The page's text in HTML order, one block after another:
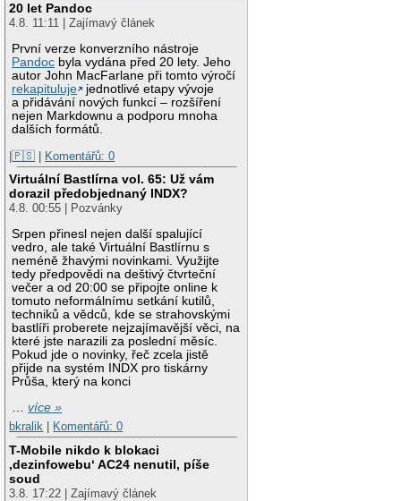
20 let Pandoc
4.8. 11:11 | Zajímavý článek
První verze konverzního nástroje
Pandoc byla vydána před 20 lety. Jeho
autor John MacFarlane při tomto výročí
rekapituluje
jednotlivé etapy vývoje
a přidávání nových funkcí – rozšíření
nejen Markdownu a podporu mnoha
dalších formátů.
|🇵🇸 | Komentářů: 0
Virtuální Bastlírna vol. 65: Už vám
dorazil předobjednaný INDX?
4.8. 00:55 | Pozvánky
Srpen přinesl nejen další spalující
vedro, ale také Virtuální Bastlírnu s
neméně žhavými novinkami. Využijte
tedy předpovědi na deštivý čtvrteční
večer a od 20:00 se připojte online k
tomuto neformálnímu setkání kutilů,
techniků a vědců, kde se strahovskými
bastlíři proberete nejzajímavější věci, na
které jste narazili za poslední měsíc.
Pokud jde o novinky, řeč zcela jistě
přijde na systém INDX pro tiskárny
Průša, který na konci
…více »
bkralik
Komentářů: 0
T-Mobile nikdo k blokaci
‚dezinfowebu‘ AC24 nenutil, píše
soud
3.8. 17:22 | Zajímavý článek